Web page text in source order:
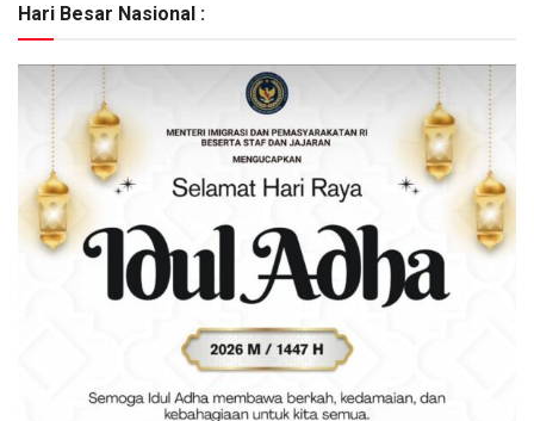
Hari Besar Nasional :